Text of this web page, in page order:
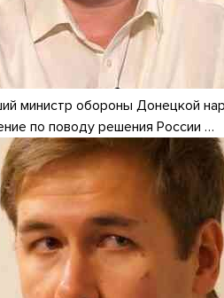
министр обороны Донецкой
по поводу решения России …